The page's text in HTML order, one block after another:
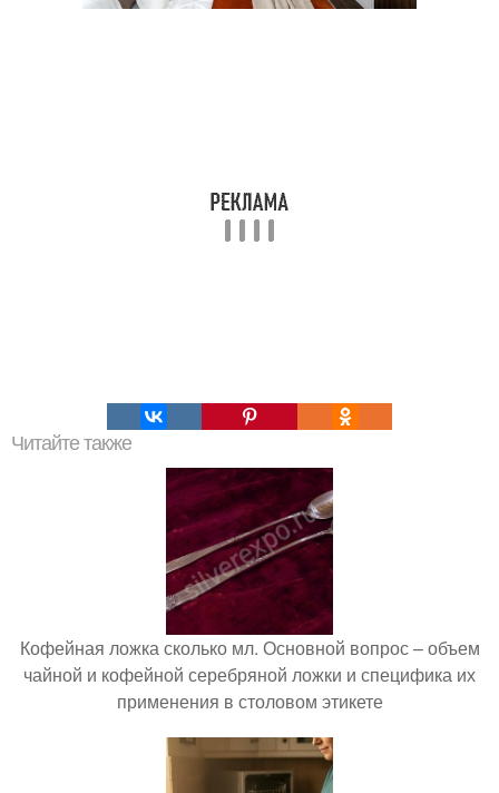
Читайте также
Кофейная ложка сколько мл. Основной вопрос – объем
чайной и кофейной серебряной ложки и специфика их
применения в столовом этикете